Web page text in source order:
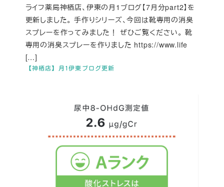
【神栖店】月1伊東ブログ更新
ライフ薬局神栖店、伊東の月1ブログ【7月分part2】を
更新しました。 手作りシリーズ、今回は靴専用の消臭
スプレーを作ってみました！ ぜひご覧ください。 靴
専用の消臭スプレーを作りました https://www.life
[…]